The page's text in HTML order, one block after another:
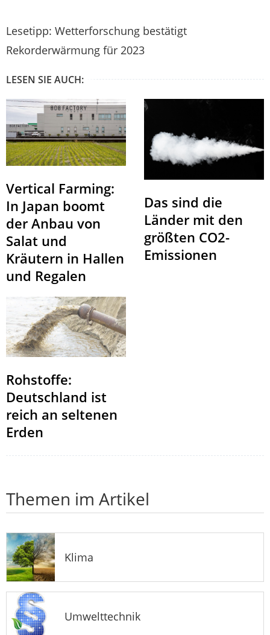
Lesetipp: Wetterforschung bestätigt
Rekorderwärmung für 2023
LESEN SIE AUCH:
Vertical Farming:
In Japan boomt
der Anbau von
Salat und
Kräutern in Hallen
und Regalen
Das sind die
Länder mit den
größten CO2-
Emissionen
Rohstoffe:
Deutschland ist
reich an seltenen
Erden
Themen im Artikel
Klima
Umwelttechnik